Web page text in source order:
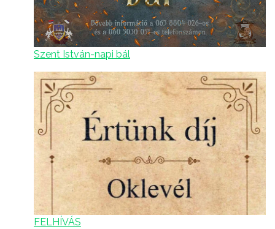
Szent István-napi bál
FELHÍVÁS